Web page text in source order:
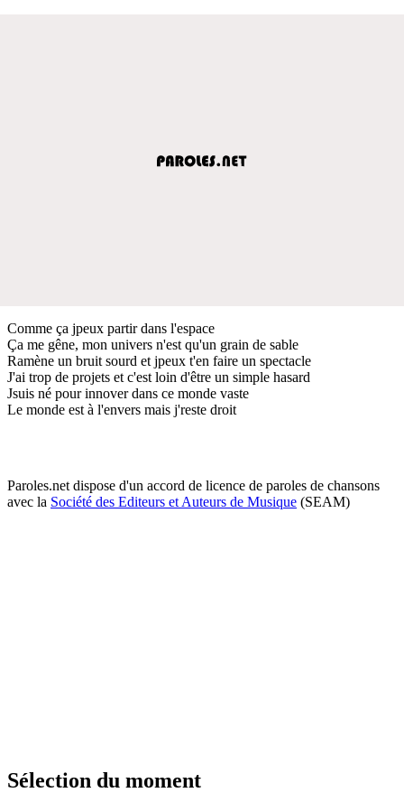
Comme ça jpeux partir dans l'espace
Ça me gêne, mon univers n'est qu'un grain de sable
Ramène un bruit sourd et jpeux t'en faire un spectacle
J'ai trop de projets et c'est loin d'être un simple hasard
Jsuis né pour innover dans ce monde vaste
Le monde est à l'envers mais j'reste droit
Paroles.net dispose d'un accord de licence de paroles de chansons
avec la Société des Editeurs et Auteurs de Musique (SEAM)
Sélection du moment